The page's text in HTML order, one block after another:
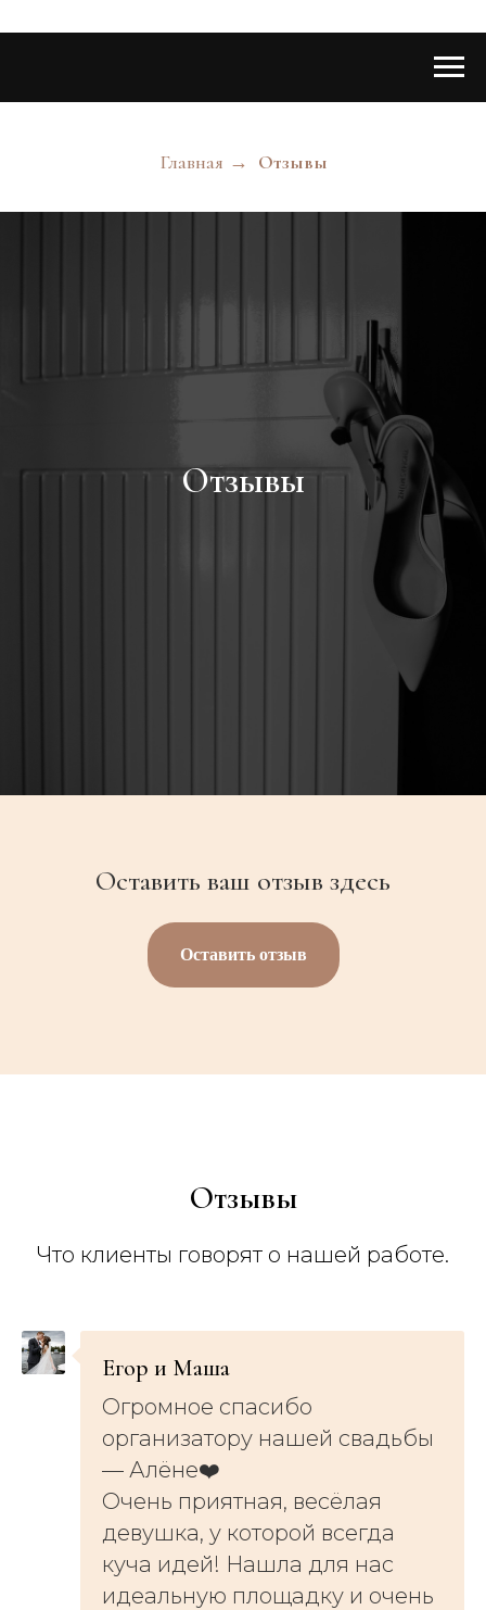
Главная → Отзывы
Отзывы
Оставить ваш отзыв здесь
Оставить отзыв
Отзывы
Что клиенты говорят о нашей работе.
Егор и Маша
Огромное спасибо
организатору нашей свадьбы
— Алёне❤️
Очень приятная, весёлая
девушка, у которой всегда
куча идей! Нашла для нас
идеальную площадку и очень